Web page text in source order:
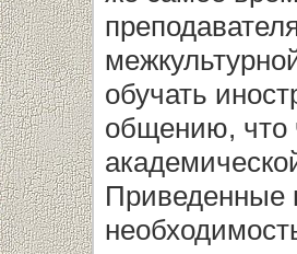
обучать
общению, что
Приведенные